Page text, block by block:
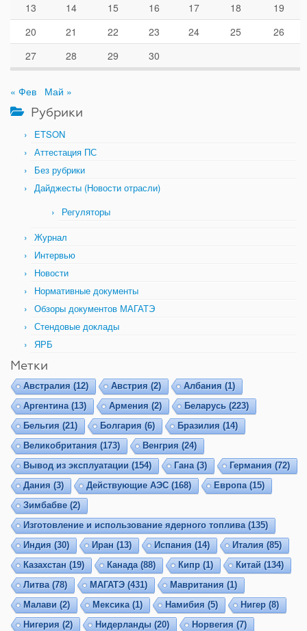
13
14 15 16 17 18
19
20
21 22 23 24 25
26
27
28 29 30
« Фев Май »
Рубрики
ETSON
Аттестация ПС
Без рубрики
Дайджесты (Новости отрасли)
Регуляторы
Журнал
Интервью
Новости
Нормативные документы
Обзоры документов МАГАТЭ
Стендовые доклады
ЯРБ
Метки
Австралия (12) Австрия (2) Албания (1)
Аргентина(13) Армения (2) Беларусь (223)
Бельгия (21) Болгария (6) Бразилия (14)
Великобритания (173) Венгрия (24)
Вывод из эксплуатации (154) Гана(3) Германия (72)
Дания (3) Действующие АЭС(168) Европа(15)
Зимбабве (2)
Изготовление и использование ядерного топлива(135)
Индия (30) Иран (13) Испания (14) Италия (85)
Казахстан (19) Канада(88) Кипр (1) Китай (134)
Литва(78) МАГАТЭ(431) Мавритания (1)
Малави (2) Мексика(1) Намибия (5) Нигер (8)
Нигерия (2) Нидерланды (20) Норвегия (7)